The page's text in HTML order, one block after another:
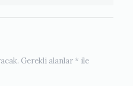
Gerekli alanlar * ile